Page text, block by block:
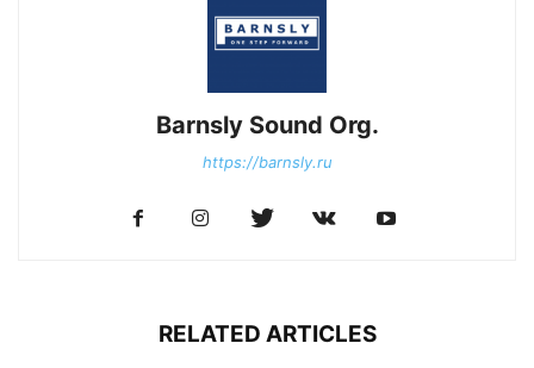
Barnsly Sound Org.
https://barnsly.ru
RELATED ARTICLES